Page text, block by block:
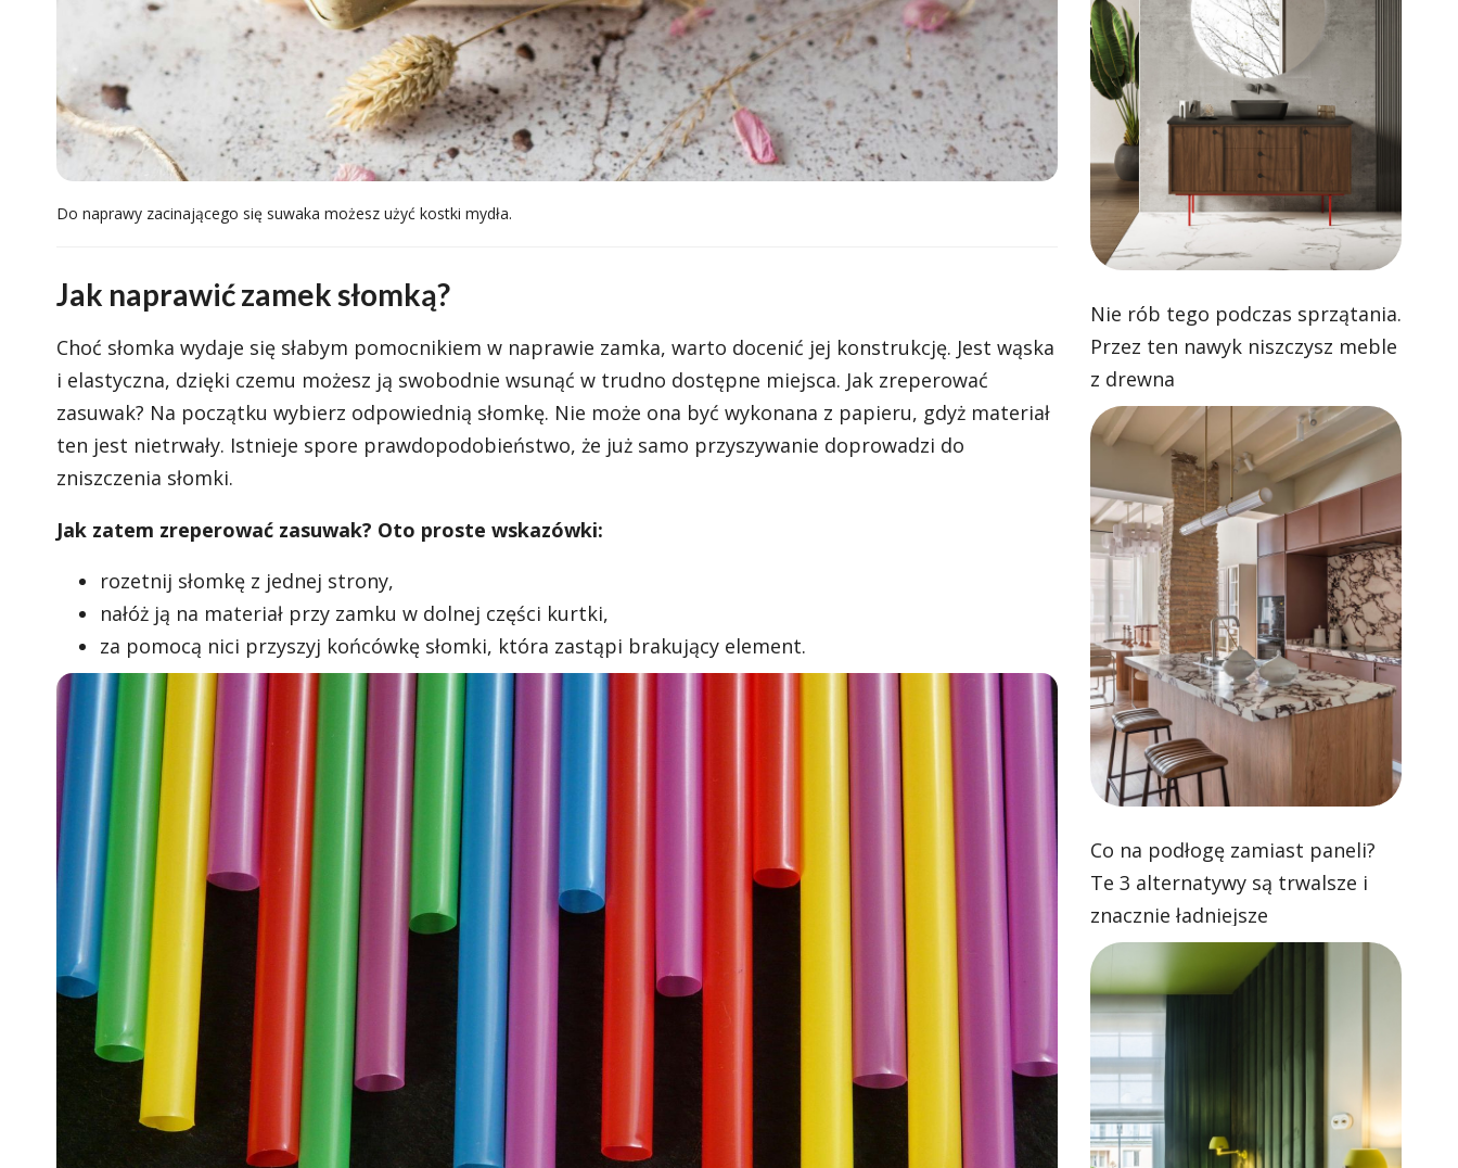
Do naprawy zacinającego się suwaka możesz użyć kostki mydła.
Jak naprawić zamek słomką?
Choć słomka wydaje się słabym pomocnikiem w naprawie zamka, warto docenić jej konstrukcję. Jest wąska
i elastyczna, dzięki czemu możesz ją swobodnie wsunąć w trudno dostępne miejsca. Jak zreperować
zasuwak? Na początku wybierz odpowiednią słomkę. Nie może ona być wykonana z papieru, gdyż materiał
ten jest nietrwały. Istnieje spore prawdopodobieństwo, że już samo przyszywanie doprowadzi do
zniszczenia słomki.
Jak zatem zreperować zasuwak? Oto proste wskazówki:
rozetnij słomkę z jednej strony,
nałóż ją na materiał przy zamku w dolnej części kurtki,
za pomocą nici przyszyj końcówkę słomki, która zastąpi brakujący element.
Nie rób tego podczas sprzątania.
Przez ten nawyk niszczysz meble
z drewna
Co na podłogę zamiast paneli?
Te 3 alternatywy są trwalsze i
znacznie ładniejsze